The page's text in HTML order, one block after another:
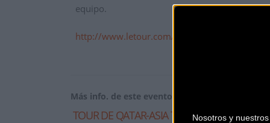
Nosotros y
equipo.
http://www.letour.com/tour-of-qatar/2015/us/
Más info. de este evento
TOUR DE QATAR-ASIA TOUR 2015